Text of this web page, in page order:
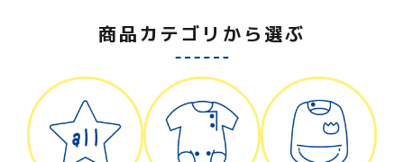
商品カテゴリから選ぶ